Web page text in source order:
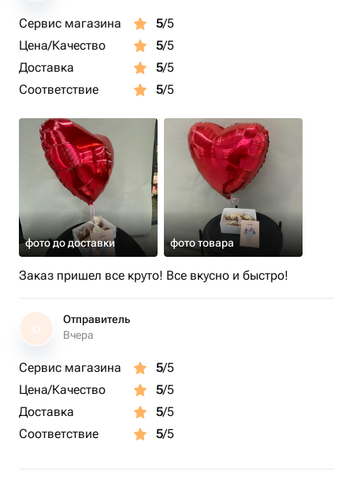
Сервис магазина 5/5
Цена/Качество
5/5
Доставка
5/5
Соответствие
5/5
фото до доставки фото товара
Заказ пришел все круто! Все вкусно и быстро!
О
Отправитель
Вчера
Сервис магазина 5/5
Цена/Качество
5/5
Доставка
5/5
Соответствие
5/5